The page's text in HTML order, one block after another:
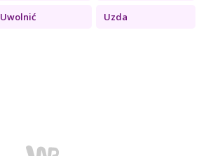
Uwolnić Uzda